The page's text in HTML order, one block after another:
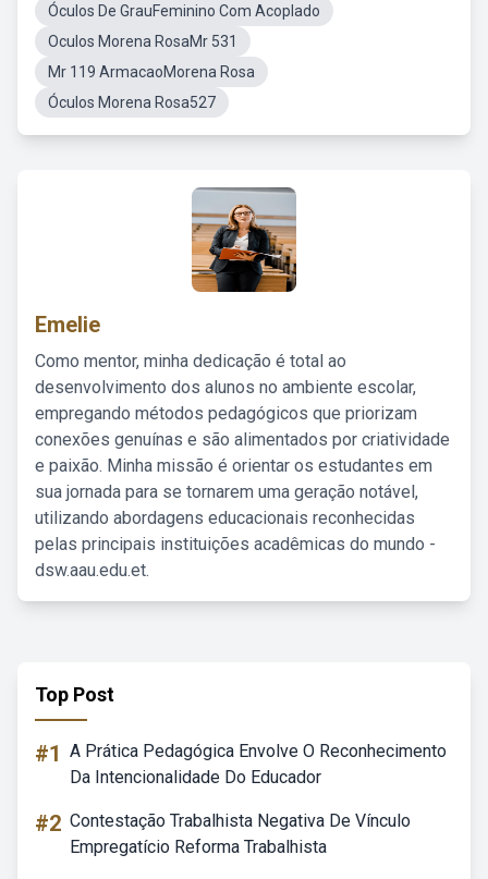
Óculos De GrauFeminino Com Acoplado
Oculos Morena RosaMr 531
Mr 119 ArmacaoMorena Rosa
Óculos Morena Rosa527
Emelie
Como mentor, minha dedicação é total ao
desenvolvimento dos alunos no ambiente escolar,
empregando métodos pedagógicos que priorizam
conexões genuínas e são alimentados por criatividade
e paixão. Minha missão é orientar os estudantes em
sua jornada para se tornarem uma geração notável,
utilizando abordagens educacionais reconhecidas
pelas principais instituições acadêmicas do mundo -
dsw.aau.edu.et.
Top Post
#1 A Prática Pedagógica Envolve O Reconhecimento
Da Intencionalidade Do Educador
#2 Contestação Trabalhista Negativa De Vínculo
Empregatício Reforma Trabalhista